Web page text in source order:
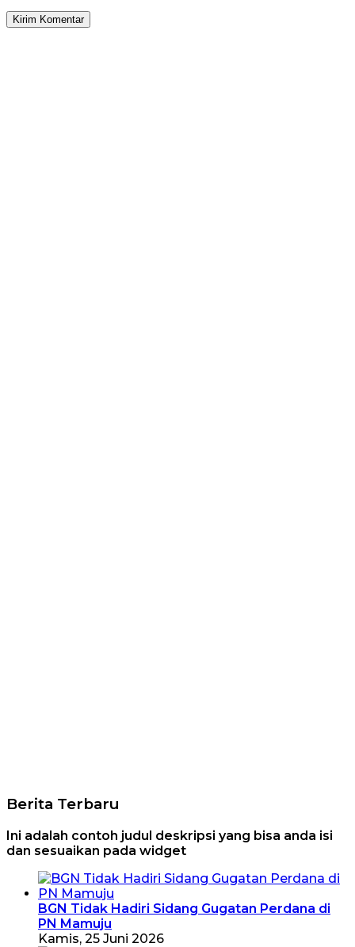
Berita Terbaru
Ini adalah contoh judul deskripsi yang bisa anda isi
dan sesuaikan pada widget
BGN Tidak Hadiri Sidang Gugatan Perdana di
PN Mamuju
Kamis, 25 Juni 2026